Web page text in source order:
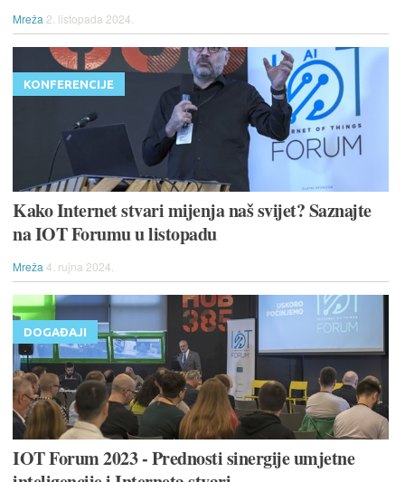
Mreža 2. listopada 2024.
KONFERENCIJE
Kako Internet stvari mijenja naš svijet? Saznajte
na IOT Forumu u listopadu
Mreža 4. rujna 2024.
DOGAĐAJI
IOT Forum 2023 - Prednosti sinergije umjetne